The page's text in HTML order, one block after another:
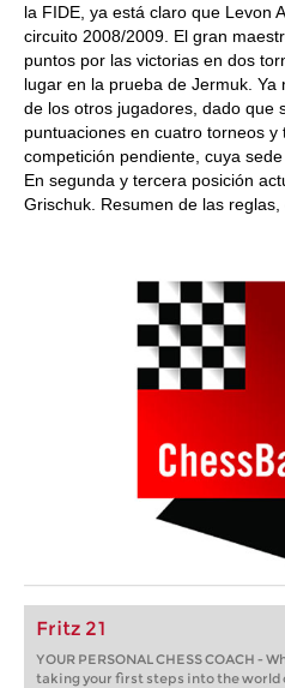
la FIDE, ya está claro que Levon
circuito 2008/2009. El gran
puntos por las victorias en dos
lugar en la prueba de Jermuk.
de los otros jugadores, dado que
puntuaciones en cuatro torneos y
competición pendiente, cuya
En segunda y tercera posición
Grischuk. Resumen de las reglas,
Fritz 21
YOUR PERSONAL CHESS COACH -
taking your first steps into the world